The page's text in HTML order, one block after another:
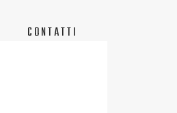
CONTATTI